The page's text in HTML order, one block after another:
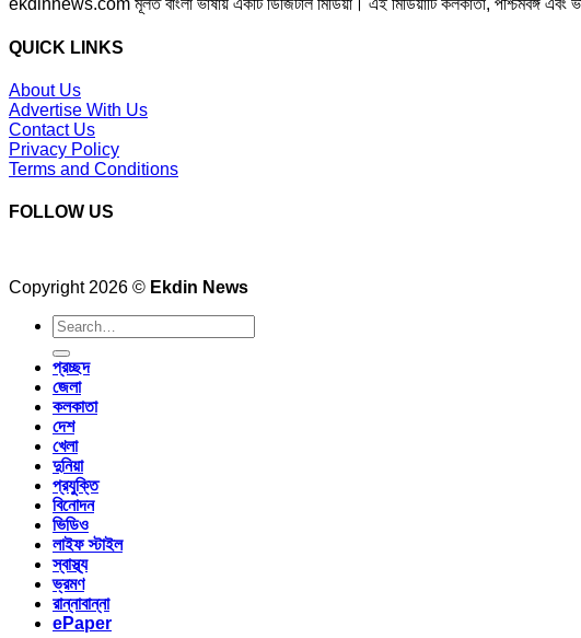
ekdinnews.com মূলত বাংলা ভাষায় একটি ডিজিটাল মিডিয়া। এই মিডিয়াটি কলকাতা, পশ্চিমবঙ্গ এবং
QUICK LINKS
About Us
Advertise With Us
Contact Us
Privacy Policy
Terms and Conditions
FOLLOW US
Copyright 2026 © Ekdin News
প্রচ্ছদ
জেলা
কলকাতা
দেশ
খেলা
দুনিয়া
প্রযুক্তি
বিনোদন
ভিডিও
লাইফ স্টাইল
স্বাস্থ্য
ভ্রমণ
রান্নাবান্না
ePaper